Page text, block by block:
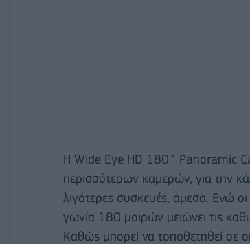
Η Wide Eye HD 180˚ Panoramic
περισσότερων καμερών, για την
λιγότερες συσκευές, άμεσα. Ενώ
γωνία 180 μοιρών μειώνει τις
Καθώς μπορεί να τοποθετηθεί σε